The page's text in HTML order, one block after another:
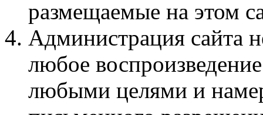
размещаемые на этом
Администрация сайта
любое
любыми целями и